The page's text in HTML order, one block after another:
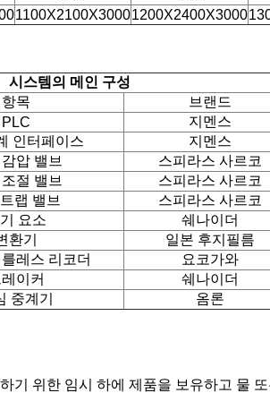
1100X2100X30001200X2400X3000
시스템의 메인 구성
항목
브랜드
PLC
지멘스
인터페이스
지멘스
압 밸브
스피라스 사르코
절 밸브
스피라스 사르코
랩 밸브
스피라스 사르코
요소
쉐나이더
환기
일본 후지필름
레스 리코더
요코가와
레이커
쉐나이더
중계기 옴론
위한 임시 하에 제품을 보유하고 물